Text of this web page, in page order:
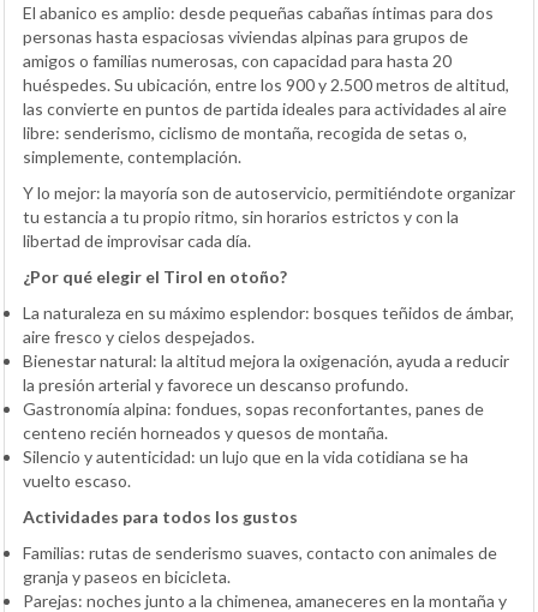
El abanico es amplio: desde pequeñas cabañas íntimas para dos
personas hasta espaciosas viviendas alpinas para grupos de
amigos o familias numerosas, con capacidad para hasta 20
huéspedes. Su ubicación, entre los 900 y 2.500 metros de altitud,
las convierte en puntos de partida ideales para actividades al aire
libre: senderismo, ciclismo de montaña, recogida de setas o,
simplemente, contemplación.
Y lo mejor: la mayoría son de autoservicio, permitiéndote organizar
tu estancia a tu propio ritmo, sin horarios estrictos y con la
libertad de improvisar cada día.
¿Por qué elegir el Tirol en otoño?
La naturaleza en su máximo esplendor: bosques teñidos de ámbar,
aire fresco y cielos despejados.
Bienestar natural: la altitud mejora la oxigenación, ayuda a reducir
la presión arterial y favorece un descanso profundo.
Gastronomía alpina: fondues, sopas reconfortantes, panes de
centeno recién horneados y quesos de montaña.
Silencio y autenticidad: un lujo que en la vida cotidiana se ha
vuelto escaso.
Actividades para todos los gustos
Familias: rutas de senderismo suaves, contacto con animales de
granja y paseos en bicicleta.
Parejas: noches junto a la chimenea, amaneceres en la montaña y